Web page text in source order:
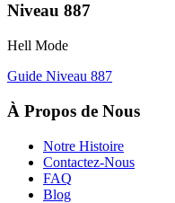
Niveau 887
Hell Mode
Guide Niveau 887
À Propos de Nous
Notre Histoire
Contactez-Nous
FAQ
Blog